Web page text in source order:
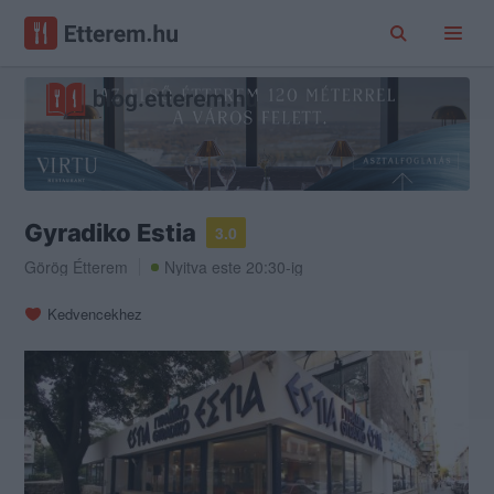
Gyradiko Estia
3.0
Görög Étterem
Nyitva este 20:30-ig
Kedvencekhez